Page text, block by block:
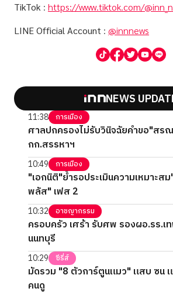
TikTok : https://www.tiktok.com/
LINE Official Account : @innnews
NEWS
11:38 การเมือง
ศาลปกครองไม่รับวินิจฉัยคำขอ"สร
กก.สรรหาฯ
10:49 การเมือง
"เอกนิติ"ย้ำรอประเมินความเหมาะส
พลัส" เฟส 2
10:32 อาชญากรรม
ครอบครัว เศร้า รับศพ รองผอ.รร.เทพศิรินทร์
นนทบุรี
10:29 ซีรี่ส์
มัดรวม "8 ตัวการ์ตูนแมว" แสบ ซน
คนดู